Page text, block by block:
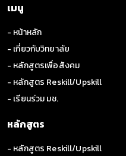
เมนู
- หน้าหลัก
- เกี่ยวกับวิทยาลัย
- หลักสูตรเพื่อสังคม
- หลักสูตร Reskill/Upskill
- เรียนร่วม มช.
หลักสูตร
- หลักสูตร Reskill/Upskill